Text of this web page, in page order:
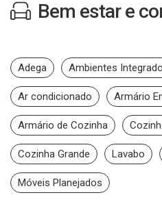
Bem estar e
Adega Ambientes
Ar condicionado Armário
Armário de Cozinha
Cozinha Grande Lavabo
Móveis Planejados